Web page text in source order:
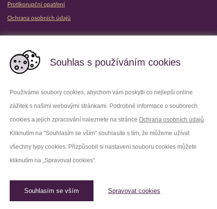
Souhlas s používáním cookies
Používáme soubory cookies, abychom vám poskytli co nejlepší online
zážitek s našimi webovými stránkami. Podrobné informace o souborech
cookies a jejich zpracování naleznete na stránce Ochrana osobních údajů.
Kliknutím na "Souhlasím se vším" souhlasíte s tím, že můžeme užívat
všechny typy cookies. Přizpůsobit si nastavení souboru cookies můžete
kliknutím na „Spravovat cookies“.
Souhlasím se vším Spravovat cookies
Protikorupční opatření
Ochrana osobních údajů
Facebook Youtube
LinkedIn